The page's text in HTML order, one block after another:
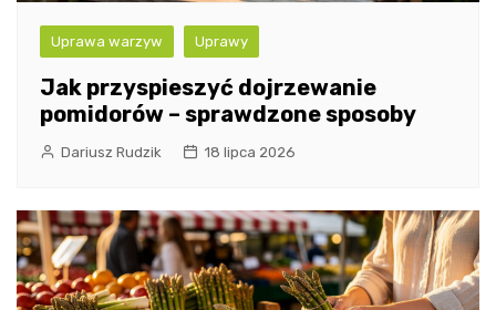
Uprawa warzyw Uprawy
Jak przyspieszyć dojrzewanie
pomidorów – sprawdzone sposoby
Dariusz Rudzik 18 lipca 2026